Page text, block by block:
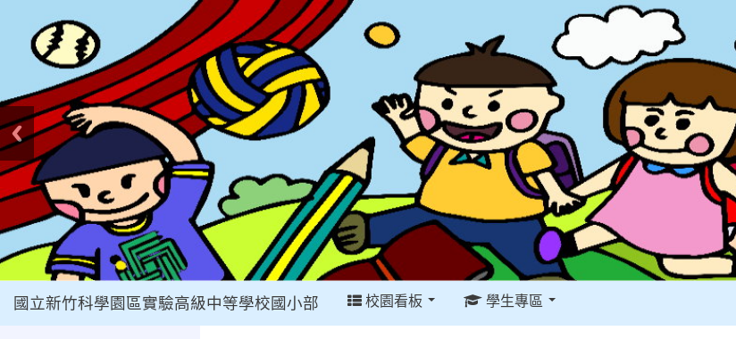
國立新竹科學園區實驗高級中等學校國小部 校園看板 學生專區